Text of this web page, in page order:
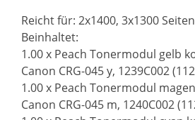
Reicht für: 2x1400, 3x1300
Beinhaltet:
1.00 x Peach Tonermodul gelb
Canon CRG-045 y, 1239C002
1.00 x Peach Tonermodul
Canon CRG-045 m, 1240C002